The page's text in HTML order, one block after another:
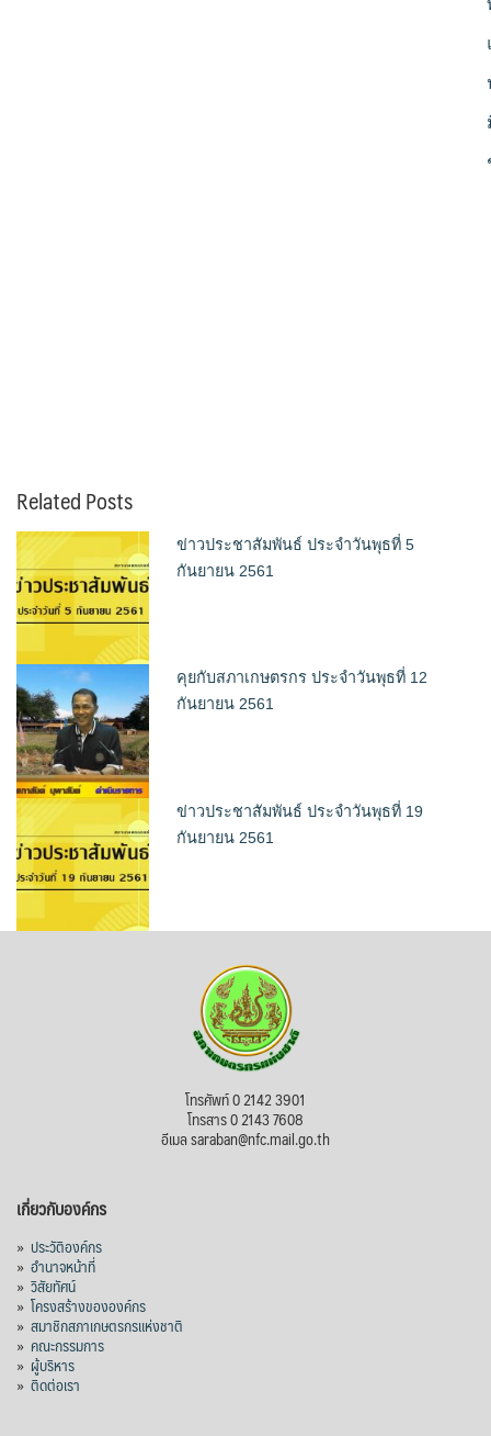
Related Posts
ข่าวประชาสัมพันธ์ ประจำวันพุธที่ 5
กันยายน 2561
คุยกับสภาเกษตรกร ประจำวันพุธที่ 12
กันยายน 2561
ข่าวประชาสัมพันธ์ ประจำวันพุธที่ 19
กันยายน 2561
โทรศัพท์ 0 2142 3901
โทรสาร 0 2143 7608
อีเมล saraban@nfc.mail.go.th
เกี่ยวกับองค์กร
» ประวัติองค์กร
» อำนาจหน้าที่
» วิสัยทัศน์
» โครงสร้างขององค์กร
» สมาชิกสภาเกษตรกรแห่งชาติ
» คณะกรรมการ
» ผู้บริหาร
» ติดต่อเรา